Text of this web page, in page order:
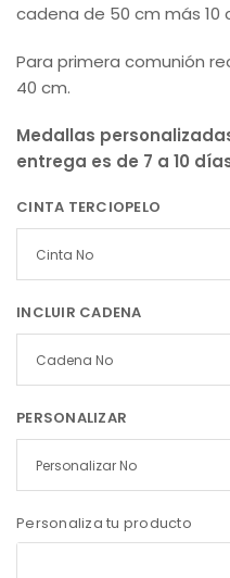
cadena de 50 cm más 10
Para primera comunión
40 cm.
Medallas
entrega es de 7 a 10
CINTA TERCIOPELO
INCLUIR CADENA
PERSONALIZAR
Personaliza tu producto